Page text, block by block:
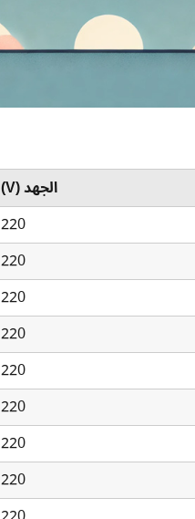
الجهد (V)
220
220
220
220
220
220
220
220